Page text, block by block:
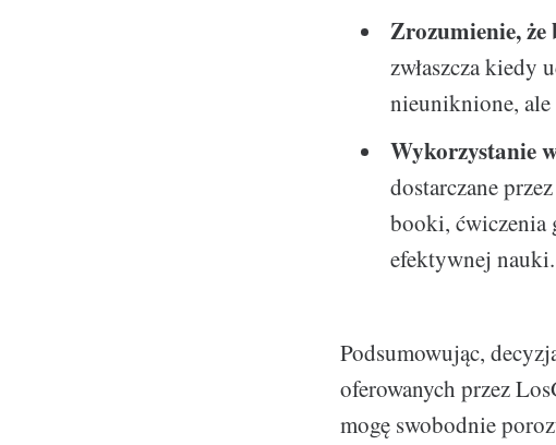
Zrozumienie, że
zwłaszcza kiedy
nieuniknione, ale
Wykorzystanie
dostarczane
booki, ćwiczenia
efektywnej nauki.
Podsumowując,
oferowanych przez
mogę swobodnie